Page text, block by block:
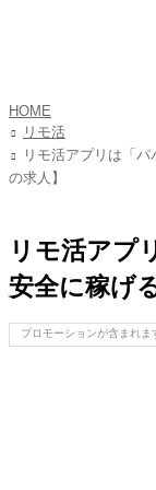
HOME
リモ活
リモ活アプリは「
の求人】
リモ活アプ
安全に稼げ
プロモーションが含まれま